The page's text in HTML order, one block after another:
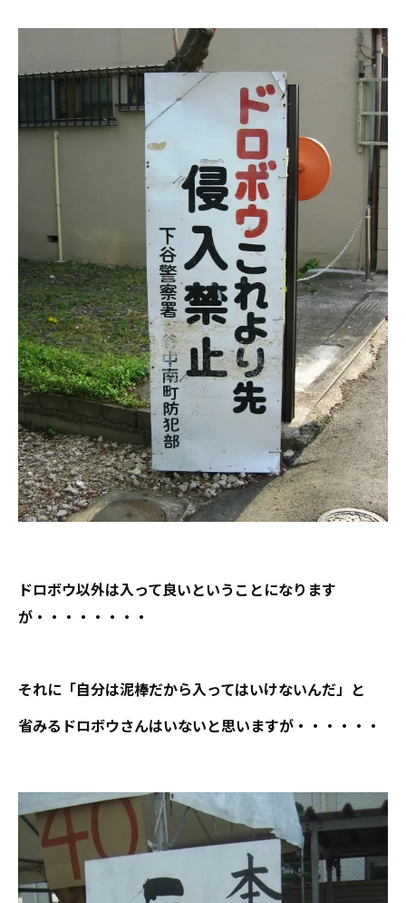
ドロボウ以外は入って良いということになります
が・・・・・・・・
それに「自分は泥棒だから入ってはいけないんだ」と
省みるドロボウさんはいないと思いますが・・・・・・